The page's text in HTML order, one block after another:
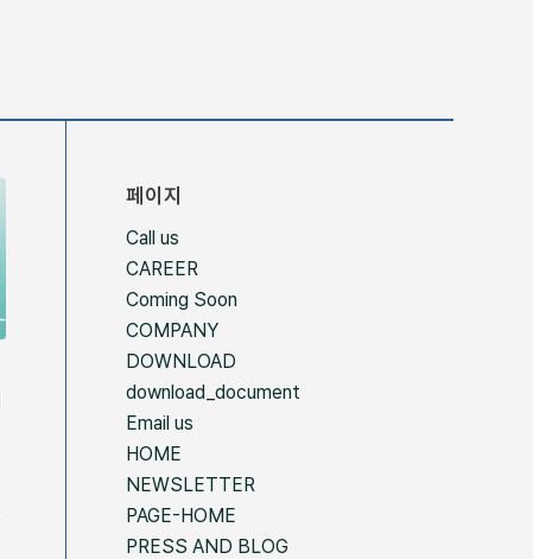
페이지
Call us
CAREER
Coming Soon
COMPANY
DOWNLOAD
download_document
Email us
HOME
NEWSLETTER
PAGE-HOME
PRESS AND BLOG